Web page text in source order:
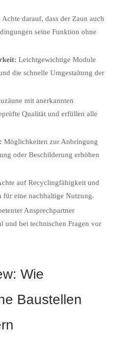
Achte darauf, dass der Zaun auch
seine Funktion ohne
Leichtgewichtige Module
die schnelle Umgestaltung der
mit anerkannten
Qualität und erfüllen alle
Möglichkeiten zur Anbringung
oder Beschilderung erhöhen
auf Recyclingfähigkeit und
für eine nachhaltige Nutzung.
Ansprechpartner
und bei technischen Fragen vor
Wie
Baustellen